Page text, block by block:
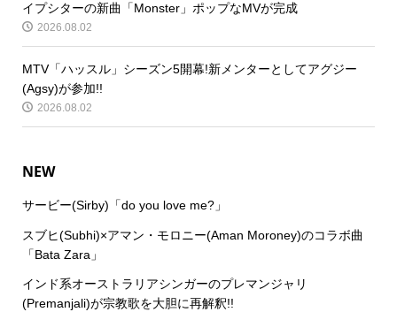
イプシターの新曲「Monster」ポップなMVが完成
2026.08.02
MTV「ハッスル」シーズン5開幕!新メンターとしてアグジー
(Agsy)が参加!!
2026.08.02
NEW
サービー(Sirby)「do you love me?」
スブヒ(Subhi)×アマン・モロニー(Aman Moroney)のコラボ曲
「Bata Zara」
インド系オーストラリアシンガーのプレマンジャリ
(Premanjali)が宗教歌を大胆に再解釈!!